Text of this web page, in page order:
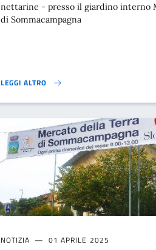
nettarine - presso il giardino interno
di Sommacampagna
LEGGI ALTRO
MOSTRA POMOLOGICA}
NOTIZIA 01 APRILE 2025